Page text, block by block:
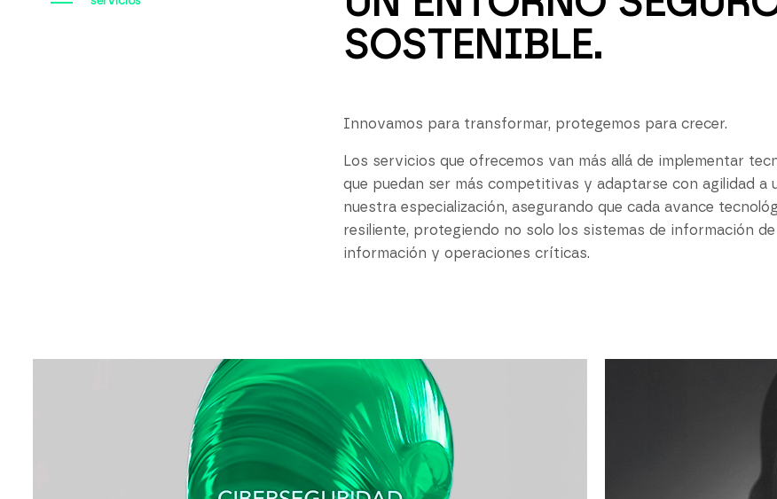
SOSTENIBLE.
Innovamos para transformar, protegemos para crecer.
Los servicios que ofrecemos van más allá de implementar
que puedan ser más competitivas y adaptarse con agilidad
nuestra especialización, asegurando que cada avance
resiliente, protegiendo no solo los sistemas de información
información y operaciones críticas.